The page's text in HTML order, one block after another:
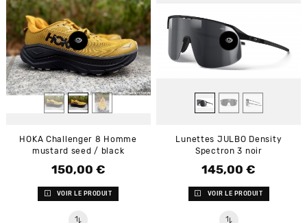
HOKA Challenger 8 Homme
mustard seed / black
Prix
150,00 €
VOIR LE PRODUIT
Lunettes JULBO Density
Spectron 3 noir
Prix
145,00 €
VOIR LE PRODUIT